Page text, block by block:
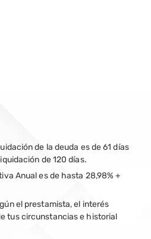
de la deuda es de 61 días
de 120 días.
Anual es de hasta 28,98% +
el prestamista, el interés
tus circunstancias e historial